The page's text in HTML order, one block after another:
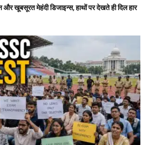
खूबसूरत मेहंदी डिजाइन्स, हाथों पर देखते ही दिल हार